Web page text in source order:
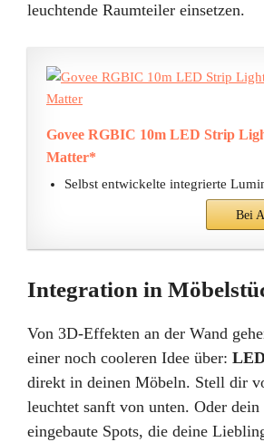
leuchtende Raumteiler einsetzen.
Govee RGBIC 10m LED Strip
Matter*
Selbst entwickelte integrierte
Bei
Integration in
Von 3D-Effekten an der Wand
einer noch cooleren Idee über:
direkt in deinen Möbeln. Stell dir
leuchtet sanft von unten. Oder
eingebaute Spots, die deine